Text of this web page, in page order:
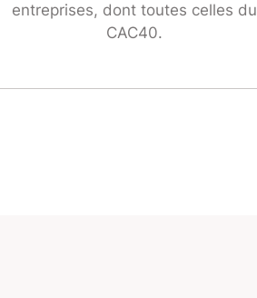
entreprises, dont toutes celles du
CAC40.